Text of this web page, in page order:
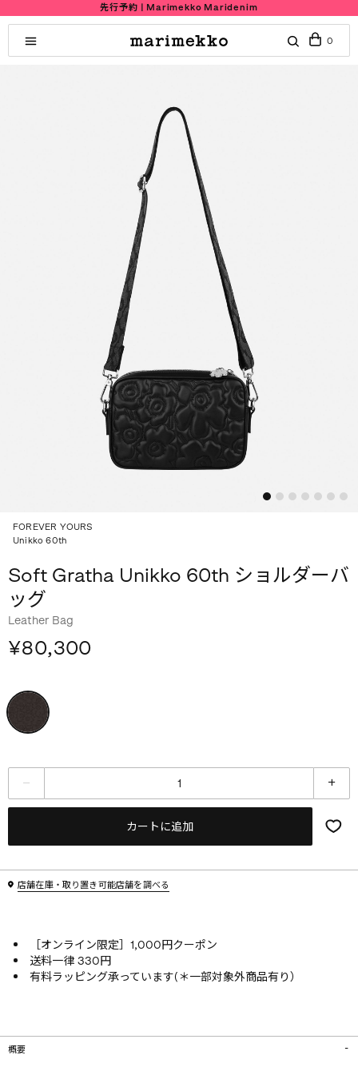
先行予約 | Marimekko Maridenim
0
FOREVER YOURS
Unikko 60th
Soft Gratha Unikko 60th ショルダーバ
ッグ
Leather Bag
¥80,300
カートに追加
店舗在庫・取り置き可能店舗を調べる
［オンライン限定］1,000円クーポン
送料一律 330円
有料ラッピング承っています(＊一部対象外商品有り）
概要